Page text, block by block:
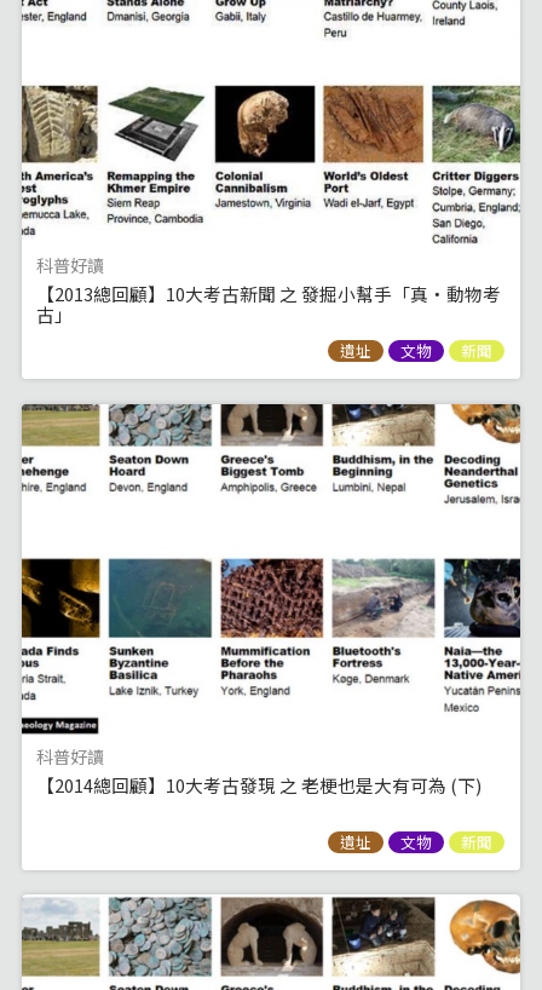
科普好讀
【2013總回顧】10大考古新聞 之 發掘小幫手「真‧動物考
古」
遺址 文物 新聞
科普好讀
【2014總回顧】10大考古發現 之 老梗也是大有可為 (下)
遺址 文物 新聞